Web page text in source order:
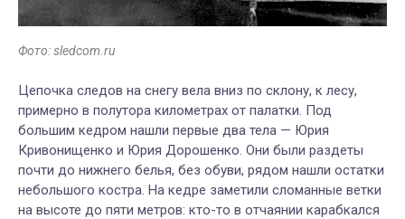
Фото: sledcom.ru
Цепочка следов на снегу вела вниз по склону, к лесу,
примерно в полутора километрах от палатки. Под
большим кедром нашли первые два тела — Юрия
Кривонищенко и Юрия Дорошенко. Они были раздеты
почти до нижнего белья, без обуви, рядом нашли остатки
небольшого костра. На кедре заметили сломанные ветки
на высоте до пяти метров: кто-то в отчаянии карабкался